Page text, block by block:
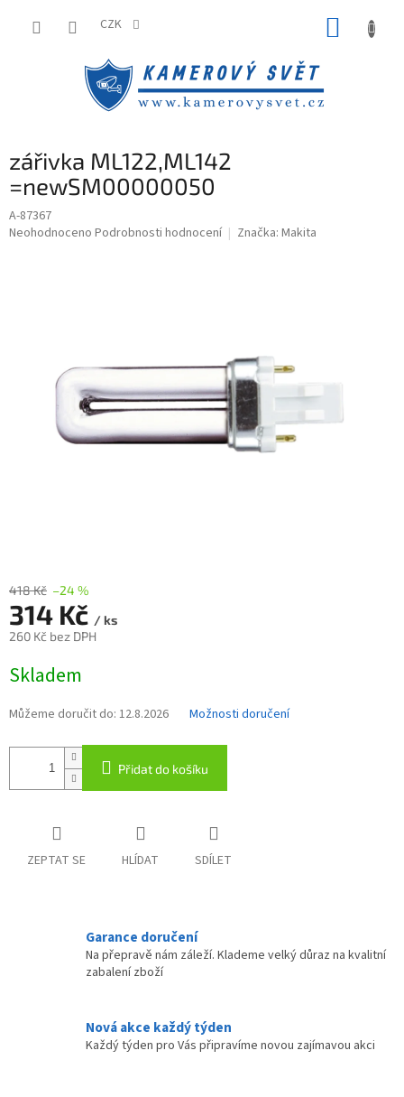
CZK
zářivka ML122,ML142
=newSM00000050
A-87367
Průměrné
Neohodnoceno Podrobnosti hodnocení Značka: Makita
418 Kč –24 %
314 Kč / ks
260 Kč bez DPH
cena:
Skladem
Můžeme doručit do: 12.8.2026 Možnosti doručení
Přidat do košíku
ZEPTAT SE HLÍDAT SDÍLET
Garance doručení
Na přepravě nám záleží. Klademe velký důraz na kvalitní
zabalení zboží
Nová akce každý týden
Každý týden pro Vás připravíme novou zajímavou akci